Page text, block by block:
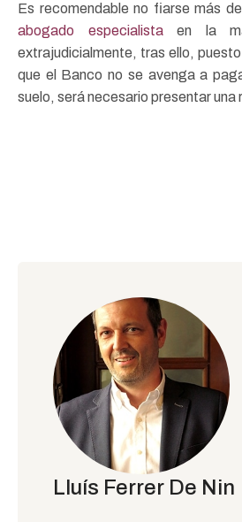
Es recomendable no fiarse más
abogado especialista en la
extrajudicialmente, tras ello,
que el Banco no se avenga a
suelo, será necesario presentar una
Lluís Ferrer De Nin